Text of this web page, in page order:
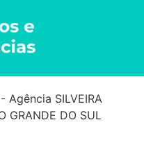
Agência SILVEIRA
GRANDE DO SUL